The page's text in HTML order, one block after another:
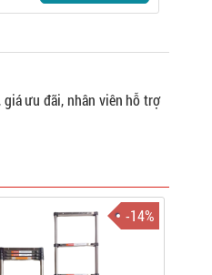
ưu đãi, nhân viên hỗ trợ
-14%